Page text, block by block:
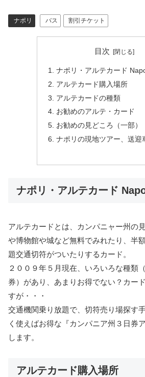
ナポリ バス 割引チケット
目次
ナポリ・アルテカード
アルテカード購入場所
アルテカードの種類
お勧めのアルテ・カード
お勧めの見どころ（一部）
ナポリの現地ツアー、送迎
ナポリ・アルテカード
アルテカードとは、カンパニャー州の
や博物館や城など無料でみれたり、半
題交通切符がついたりするカード。
２００９年５月現在、いろいろな種類
券）があり、あまりお得でない？カー
すが・・・
交通機関乗り放題で、切符売り場探す
く使えばお得な『カンパニア州３日券
します。
アルテカード購入場所